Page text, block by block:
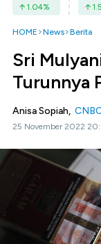
1.04% 1.5
HOME News Berita
Sri
Turunnya
Anisa Sopiah,
25 November 2022